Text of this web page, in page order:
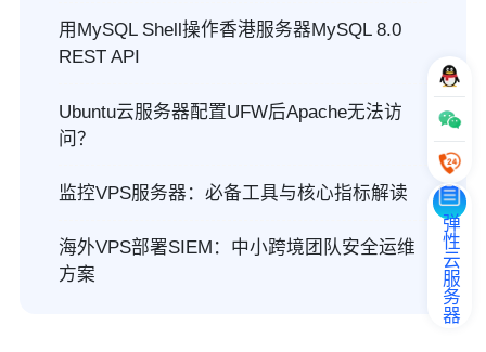
用MySQL Shell操作香港服务器MySQL 8.0
REST API
Ubuntu云服务器配置UFW后Apache无法访
问？
监控VPS服务器：必备工具与核心指标解读
海外VPS部署SIEM：中小跨境团队安全运维
方案
弹性云服务器